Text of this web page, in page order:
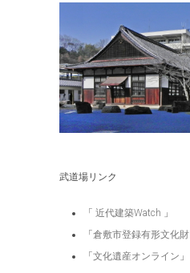
武道場リンク
「 近代建築Watch 」
「 倉敷市登録有形文化財
「 文化遺産オンライン 」